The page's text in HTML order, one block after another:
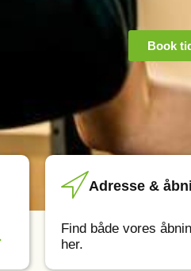
Book
Adresse &
Find både vores
her.